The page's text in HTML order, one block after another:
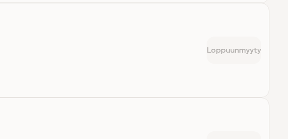
Loppuunmyyty